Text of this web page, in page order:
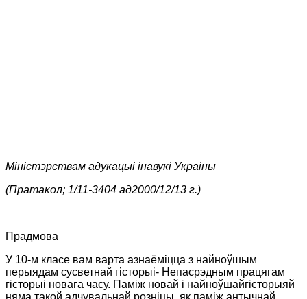
Міністэрствам адукацыі інавукі Украіны
(Пратакол; 1/11-3404 ад2000/12/13 г.)
Прадмова
У 10-м класе вам варта азнаёміцца з найноўшым
перыядам сусветнай гісторыі- Непасрэдным працягам
гісторыі новага часу. Паміж новай і найноўшайгісторыяй
няма такой адчувальнай розніцы, як паміж антычнай